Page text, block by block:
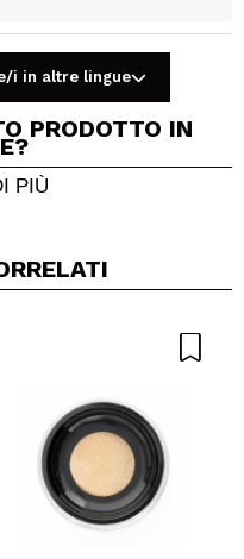
primo. Immaginalo...
i in altre lingue
PRODOTTO IN
PIÙ